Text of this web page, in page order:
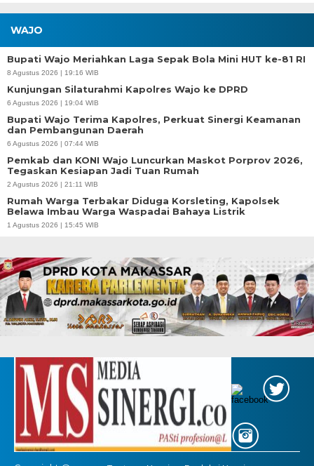
WAJO
Bupati Wajo Meriahkan Laga Sepak Bola Mini HUT ke-81 RI
8 Agustus 2026 | 19:16 WIB
Kunjungan Silaturahmi Kapolres Wajo ke DPRD
6 Agustus 2026 | 19:04 WIB
Bupati Wajo Terima Kapolres, Perkuat Sinergi Keamanan
dan Pembangunan Daerah
6 Agustus 2026 | 07:44 WIB
Pemkab dan KONI Wajo Luncurkan Maskot Porprov 2026,
Tegaskan Kesiapan Jadi Tuan Rumah
2 Agustus 2026 | 21:11 WIB
Rumah Warga Terbakar Diduga Korsleting, Kapolsek
Belawa Imbau Warga Waspadai Bahaya Listrik
1 Agustus 2026 | 15:45 WIB